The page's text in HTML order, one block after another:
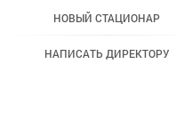
НОВЫЙ СТАЦИОНАР
НАПИСАТЬ ДИРЕКТОРУ